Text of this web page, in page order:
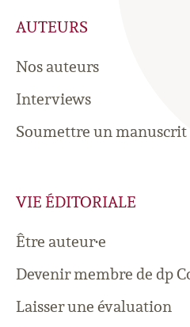
AUTEURS
Nos auteurs
Interviews
Soumettre un manuscrit
VIE ÉDITORIALE
Être auteur·e
Devenir membre de dp
Laisser une évaluation